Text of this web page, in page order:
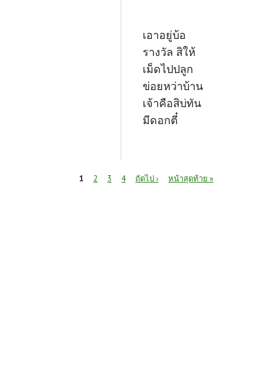
เอาอยู่บ้อ
รางวัล สิให้
เม็ดไปปลูก
ข่อยหว่าบ้าน
เจ้าคือสิบ่ทัน
มีดอกตี๋
1 2 3 4 ถัดไป › หน้าสุดท้าย »